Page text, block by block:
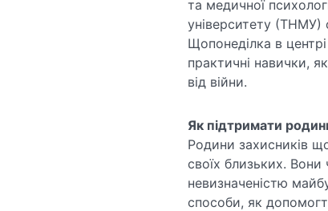
та медичної
університету (ТНМУ)
Щопонеділка в
практичні навички,
від війни.
Як підтримати
Родини захисників
своїх близьких.
невизначеністю
способи, як